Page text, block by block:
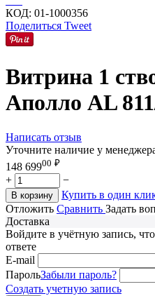
КОД: 01-1000356
Поделиться Tweet
Витрина 1
Аполло AL
Написать отзыв
Уточните наличие у
148 69900 ₽
+ −
В корзину
Купить в один
Отложить Сравнить Задать
Доставка
Войдите в учётную запись,
ответе
E-mail
ПарольЗабыли пароль?
Создать учетную запись